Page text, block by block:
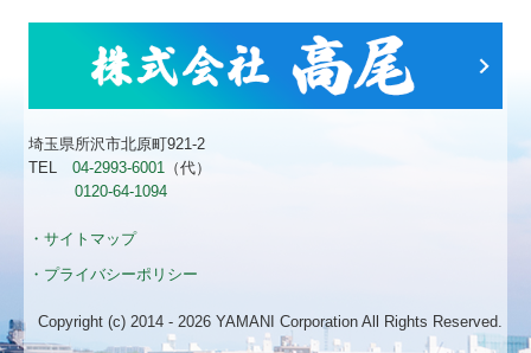
埼玉県所沢市北原町921-2
TEL04-2993-6001 （代）
0120-64-1094
・サイトマップ
・プライバシーポリシー
Copyright (c) 2014 - 2026 YAMANI Corporation All Rights Reserved.